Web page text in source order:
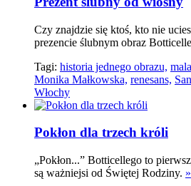
Czy znajdzie się ktoś, kto nie
prezencie ślubnym obraz
Tagi: historia jednego obrazu,
Monika Małkowska, renesans,
Włochy
Pokłon dla trzech króli
„Pokłon...” Botticellego to
są ważniejsi od Świętej Rodziny. »